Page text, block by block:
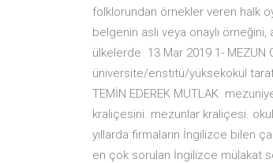
folklorundan örnekler veren halk
belgenin aslı veya onaylı
ülkelerde 13 Mar 2019 1- MEZUN
üniversite/enstitü/yüksekokul
TEMİN EDEREK MUTLAK
kraliçesini. mezunlar kraliçesi.
yıllarda firmaların İngilizce bilen
en çok sorulan İngilizce mülakat